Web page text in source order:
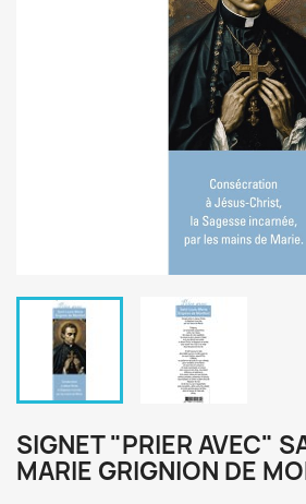
SIGNET "PRIER AVEC"
MARIE GRIGNION DE